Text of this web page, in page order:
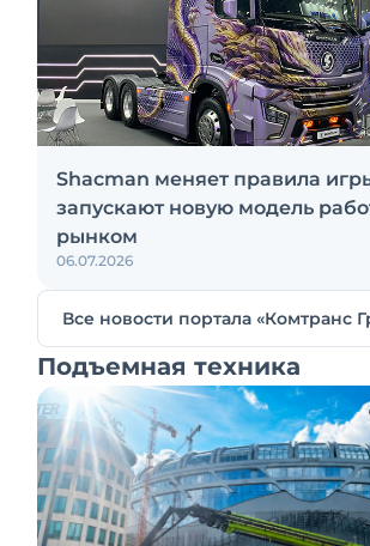
Shacman меняет правила
запускают новую модель
рынком
06.07.2026
Все новости портала «Комтранс
Подъемная техника